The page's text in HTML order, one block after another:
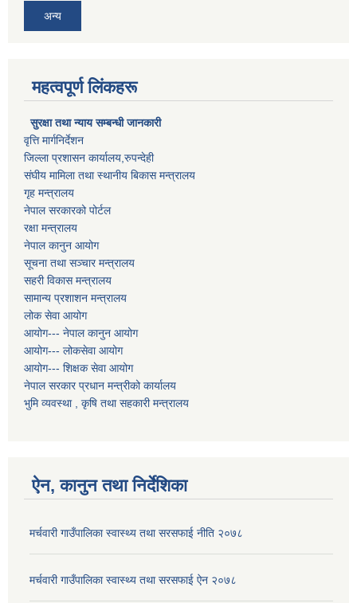
अन्य
महत्वपूर्ण लिंकहरू
सुरक्षा तथा न्याय सम्बन्धी जानकारी
वृत्ति मार्गनिर्देशन
जिल्ला प्रशासन कार्यालय,रुपन्देही
संघीय मामिला तथा स्थानीय बिकास मन्त्रालय
गृह मन्त्रालय
नेपाल सरकारको पोर्टल
रक्षा मन्त्रालय
नेपाल कानुन आयोग
सूचना तथा सञ्चार मन्त्रालय
सहरी विकास मन्त्रालय
सामान्य प्रशाशन मन्त्रालय
लोक सेवा आयोग
आयोग--- नेपाल कानुन आयोग
आयोग--- लोकसेवा आयोग
आयोग--- शिक्षक सेवा आयोग
नेपाल सरकार प्रधान मन्त्रीको कार्यालय
भुमि व्यवस्था , कृषि तथा सहकारी मन्त्रालय
ऐन, कानुन तथा निर्देशिका
मर्चवारी गाउँपालिका स्वास्थ्य तथा सरसफाई नीति २०७८
मर्चवारी गाउँपालिका स्वास्थ्य तथा सरसफाई ऐन २०७८